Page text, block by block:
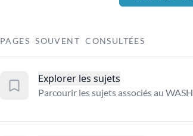
PAGES SOUVENT CONSULTÉES
Explorer les sujets
Parcourir les sujets associés au WASH